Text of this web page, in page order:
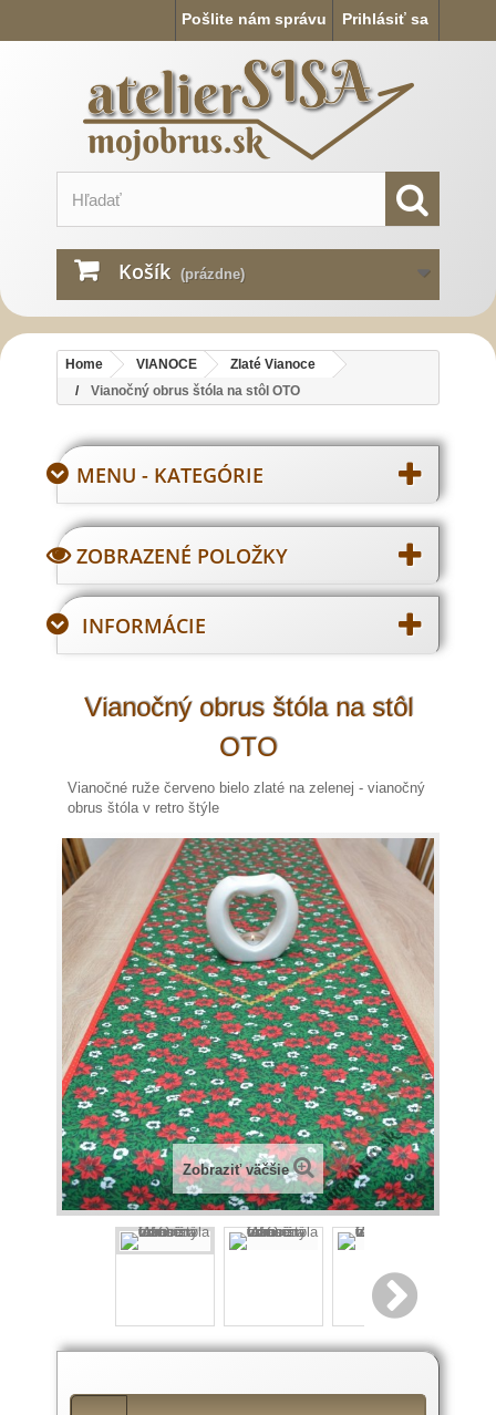
Prihlásiť sa
Pošlite nám správu
Košík (prázdne)
Home VIANOCE
Zlaté Vianoce
Vianočný obrus štóla na stôl OTO
MENU - KATEGÓRIE
ZOBRAZENÉ POLOŽKY
INFORMÁCIE
Vianočný obrus štóla na stôl
OTO
Vianočné ruže červeno bielo zlaté na zelenej - vianočný
obrus štóla v retro štýle
Zobraziť väčšie
produktu